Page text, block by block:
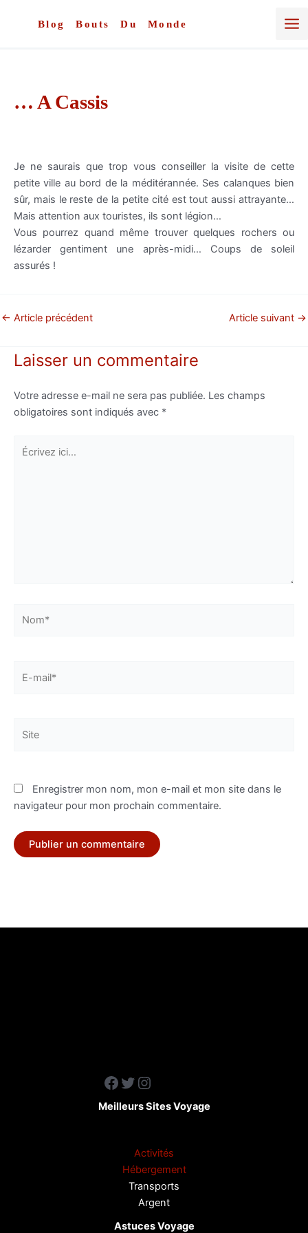
Blog Bouts Du Monde
… A Cassis
Je ne saurais que trop vous conseiller la visite de cette
petite ville au bord de la méditérannée. Ses calanques bien
sûr, mais le reste de la petite cité est tout aussi attrayante…
Mais attention aux touristes, ils sont légion…
Vous pourrez quand même trouver quelques rochers ou
lézarder gentiment une après-midi… Coups de soleil
assurés !
← Article précédent Article suivant →
Laisser un commentaire
Votre adresse e-mail ne sera pas publiée. Les champs
obligatoires sont indiqués avec *
Écrivez
ici…
mail*
Enregistrer mon nom, mon e-mail et mon site dans le
navigateur pour mon prochain commentaire.
Facebook Twitter Instagram
Meilleurs Sites Voyage
Activités
Hébergement
Transports
Argent
Astuces Voyage